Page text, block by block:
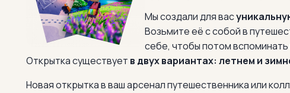
Мы создали для вас
Возьмите её с собой в
себе, чтобы потом
Открытка существует в двух вариантах: летнем и
Новая открытка в ваш арсенал путешественника или